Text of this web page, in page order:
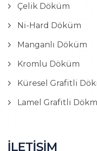
Çelik Döküm
Ni-Hard Döküm
Manganlı Döküm
Kromlu Döküm
Küresel Grafitli
Lamel Grafitli
İLETİŞİM